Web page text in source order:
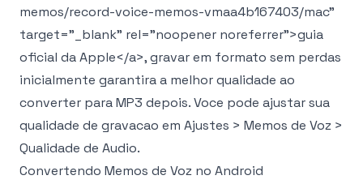
memos/record-voice-memos-vmaa4b167403/mac"
target="_blank" rel="noopener noreferrer">guia
oficial da Apple</a>, gravar em formato sem perdas
inicialmente garantira a melhor qualidade ao
converter para MP3 depois. Voce pode ajustar sua
qualidade de gravacao em Ajustes > Memos de Voz >
Qualidade de Audio.
Convertendo Memos de Voz no Android